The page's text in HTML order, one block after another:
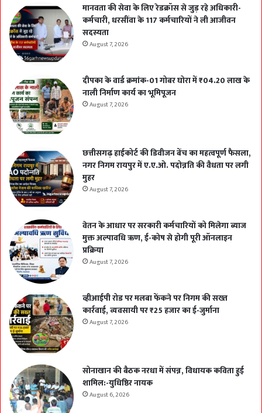
मानवता की सेवा के लिए रेडक्रॉस से जुड़ रहे अधिकारी-
कर्मचारी, धरसींवा के 117 कर्मचारियों ने ली आजीवन
सदस्यता
August 7, 2026
दीपका के वार्ड क्रमांक-01 गोबर घोरा में ₹04.20 लाख के
नाली निर्माण कार्य का भूमिपूजन
August 7, 2026
छत्तीसगढ़ हाईकोर्ट की डिवीजन बेंच का महत्वपूर्ण फैसला,
नगर निगम रायपुर में ए.ए.ओ. पदोन्नति की वैधता पर लगी
मुहर
August 7, 2026
वेतन के आधार पर सरकारी कर्मचारियों को मिलेगा ब्याज
मुक्त अल्पावधि ऋण, ई-कोष से होगी पूरी ऑनलाइन
प्रक्रिया
August 7, 2026
व्हीआईपी रोड पर मलबा फेंकने पर निगम की सख्त
कार्रवाई, व्यवसायी पर ₹25 हजार का ई-जुर्माना
August 7, 2026
सोनाखान की बैठक नरधा में संपन्न, विधायक कविता हुई
शामिल:-युधिष्ठिर नायक
August 6, 2026